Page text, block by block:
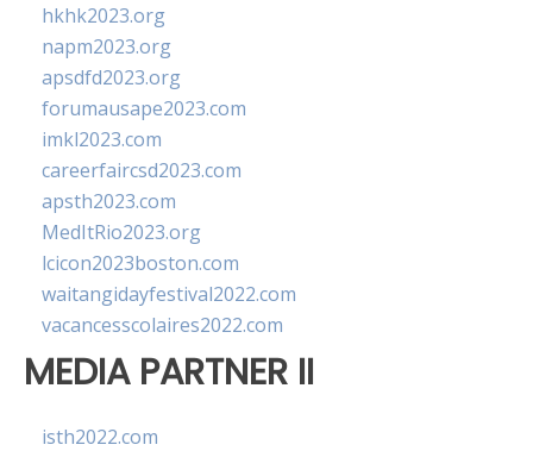
hkhk2023.org
napm2023.org
apsdfd2023.org
forumausape2023.com
imkl2023.com
careerfaircsd2023.com
apsth2023.com
MedItRio2023.org
lcicon2023boston.com
waitangidayfestival2022.com
vacancesscolaires2022.com
MEDIA PARTNER II
isth2022.com